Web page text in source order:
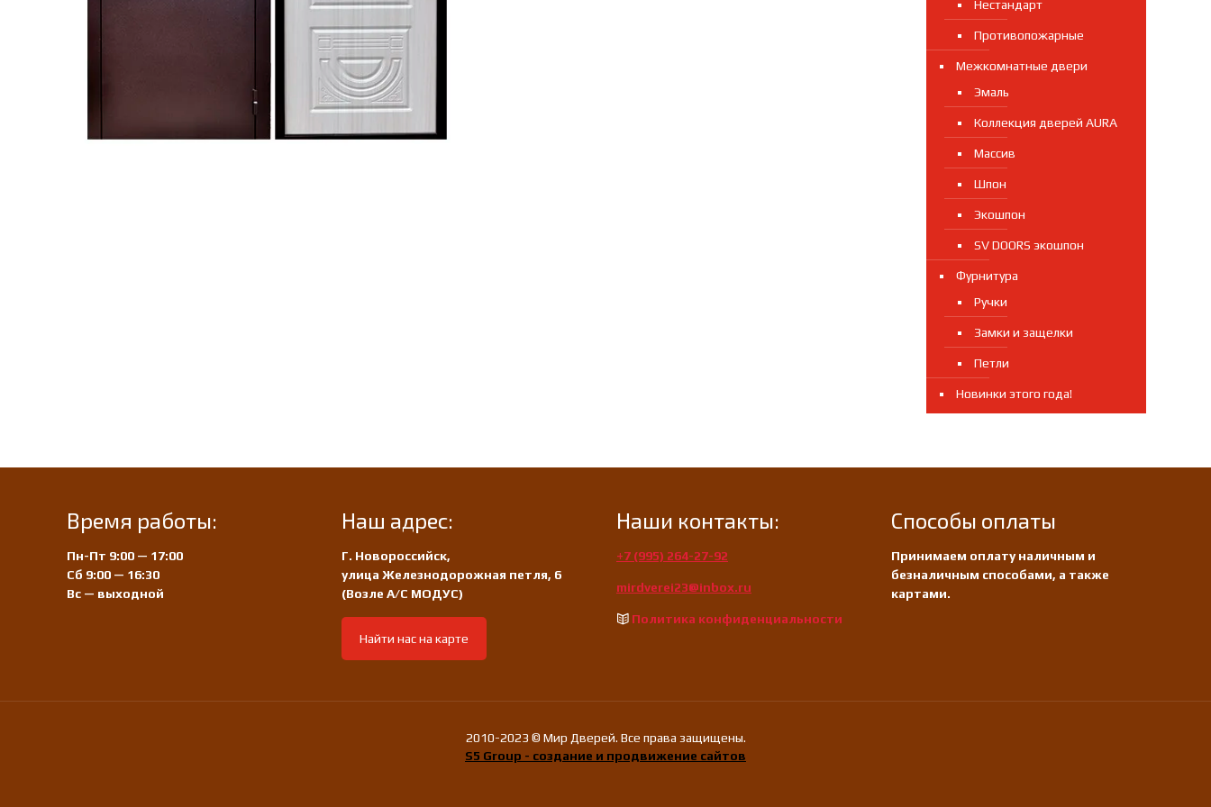
Нестандарт
Противопожарные
Межкомнатные двери
Эмаль
Коллекция дверей AURA
Массив
Шпон
Экошпон
SV DOORS экошпон
Фурнитура
Ручки
Замки и защелки
Петли
Новинки этого года!
Время работы:
Пн-Пт 9:00 — 17:00
Сб 9:00 — 16:30
Вс — выходной
Наш адрес:
Г. Новороссийск,
улица Железнодорожная петля, 6
(Возле А/С МОДУС)
Найти нас на карте
Наши контакты:
+7 (995) 264-27-92
mirdverei23@inbox.ru
Политика конфиденциальности
Способы оплаты
Принимаем оплату наличным и
безналичным способами, а также
картами.
2010-2023 © Мир Дверей. Все права защищены.
S5 Group - создание и продвижение сайтов